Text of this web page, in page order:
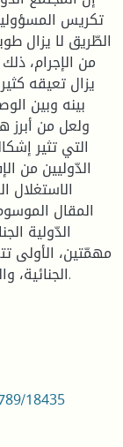
تكريس المسؤولية
الطّريق لا يزال
من الإجرام،
يزال تعيقه
بينه وبين
ولعل من أبرز
التي تثير
الدّوليين من
الاستغلال
المقال
الدّولية
مهمّتين، الأولى
الجنائية، والثّانية عن كيفية تنفيذ الجزاء الدّولي الجنائي.
18435